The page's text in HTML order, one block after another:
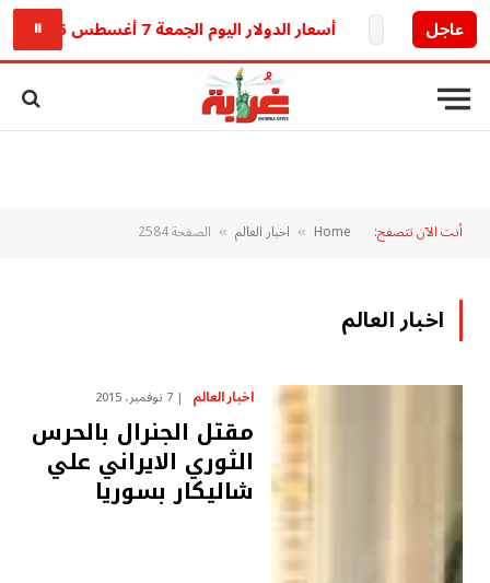
عاجل أسعار الدولار اليوم الجمعة 7 أغسطس 2026 بين البنوك والسوق الموازية ⏸
أنت الآن تتصفح: Home
» اخبار العالم » الصفحة 2584
اخبار العالم
اخبار العالم 7 نوفمبر، 2015
مقتل الجنرال بالحرس
الثوري الايراني علي
شاليكار بسوريا